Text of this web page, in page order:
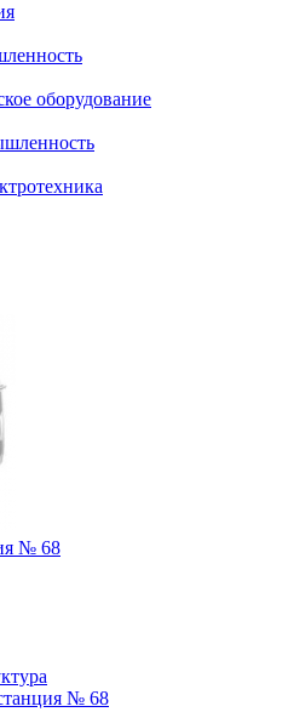
оборудование
№ 68
№ 68